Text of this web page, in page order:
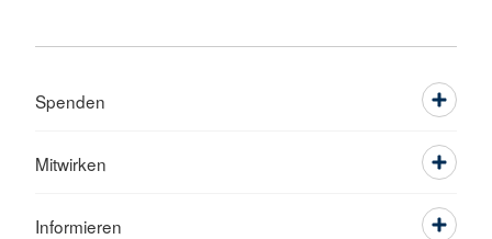
Spenden
Mitwirken
Informieren